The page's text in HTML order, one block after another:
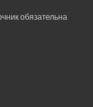
обязательна